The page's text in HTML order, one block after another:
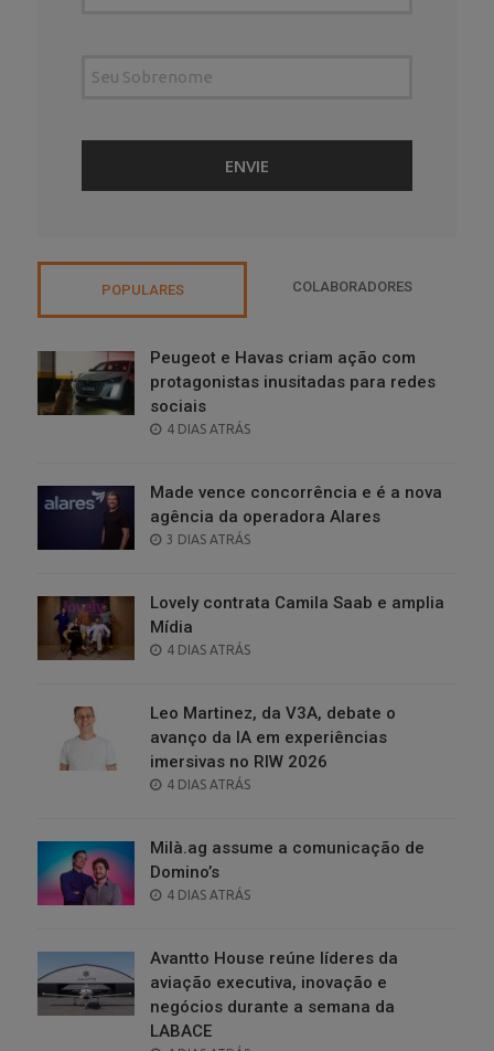
POPULARES COLABORADORES
Peugeot e Havas criam ação com
protagonistas inusitadas para redes
sociais
POSTED
4 DIAS ATRÁS
Made vence concorrência e é a nova
agência da operadora Alares
POSTED
3 DIAS ATRÁS
Lovely contrata Camila Saab e amplia
Mídia
POSTED
4 DIAS ATRÁS
Leo Martinez, da V3A, debate o
avanço da IA em experiências
imersivas no RIW 2026
POSTED
4 DIAS ATRÁS
Milà.ag assume a comunicação de
Domino’s
POSTED
4 DIAS ATRÁS
Avantto House reúne líderes da
aviação executiva, inovação e
negócios durante a semana da
LABACE